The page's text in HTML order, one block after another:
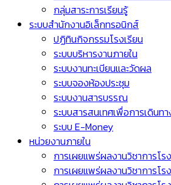
กลุ่มสาระการเรียนรู้
ระบบสำนักงานอิเล็กทรอนิกส์
ปฏิทินกิจกรรมโรงเรียน
ระบบบริหารงานภายใน
ระบบงานทะเบียนและวัดผล
ระบบจองห้องประชุม
ระบบงานสารบรรณ
ระบบสารสนเทศเพื่อการเดินทา
ระบบ E-Money
หน่วยงานภายใน
การเผยแพร่ผลงานวิชาการโ
การเผยแพร่ผลงานวิชาการโ